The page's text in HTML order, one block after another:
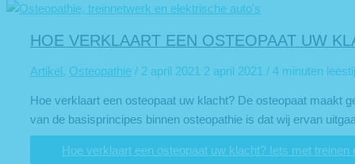
HOE VERKLAART EEN OSTEOPAAT UW
Artikel, Osteopathie / 2 april 2021 2 april 2021 / 4 minuten
Hoe verklaart een osteopaat uw klacht? De osteopaat maakt
van de basisprincipes binnen osteopathie is dat wij ervan
Hoe verklaart een osteopaat uw klacht? Iets met treinen